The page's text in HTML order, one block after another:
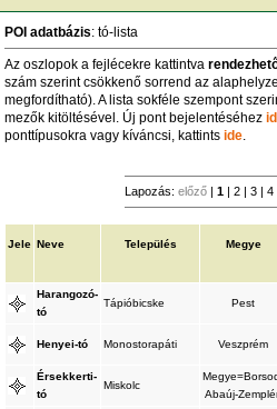
POI adatbázis: tó-lista
Az oszlopok a fejlécekre kattintva
szám szerint csökkenő sorrend az
megfordítható). A lista sokféle szempont
mezők kitöltésével. Új pont bejelentéséhez
ponttípusokra vagy kíváncsi, kattintside.
Lapozás:előző |1 | 2 | 3 | 4
Jele Neve Település Megye
Harangozó-
tó
Tápióbicske Pest
Henyei-tó Monostorapáti Veszprém
Érsekkerti-
tó
Miskolc
Abaúj-